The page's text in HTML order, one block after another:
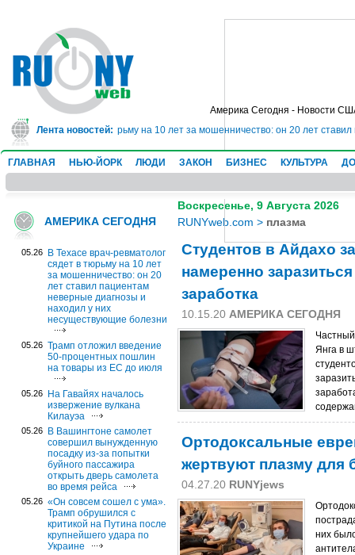
Америка Сегодня - Новости
Лента новостей:
ревматолог сядет в тюрьму на 10 лет за мошенничество: он 20 лет
ГЛАВНАЯ НЬЮ-ЙОРК ЛЮДИ ЗАКОН БИЗНЕС КУЛЬТУРА
АМЕРИКА СЕГОДНЯ
05.26
В Техасе врач-ревматолог
сядет в тюрьму на 10 лет
за мошенничество: он 20
лет ставил пациентам
неверные диагнозы и
находил у них
несуществующие болезни
05.26 Трамп отложил введение
50-процентных пошлин
на товары из ЕС до июля
05.26
На Гавайях началось
извержение вулкана
Килауэа
05.26
В Вашингтоне самолет
совершил вынужденную
посадку из-за попытки
буйного пассажира
открыть дверь самолета
во время рейса
05.26 «Он совсем сошел с ума».
Трамп обрушился с
критикой на Путина после
крупнейшего удара по
Украине
Воскресенье, 9 Августа 2026
RUNYweb.com > плазма
Студентов в Айдахо
намеренно
заработка
10.15.20 АМЕРИКА СЕГОДНЯ
Янга в
Ортодоксальные
жертвуют плазму для
04.27.20 RUNYjews
них